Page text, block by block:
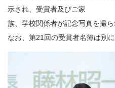
示され、受賞者及びご家
族、学校関係者が記念写真を撮
なお、第21回の受賞者名簿は別に